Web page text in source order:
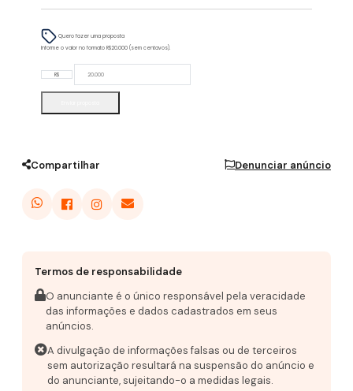
Quero fazer uma proposta
Informe o valor no formato R$20.000 (sem centavos).
R$
Compartilhar Denunciar anúncio
Termos de responsabilidade
O anunciante é o único responsável pela veracidade
das informações e dados cadastrados em seus
anúncios.
A divulgação de informações falsas ou de terceiros
sem autorização resultará na suspensão do anúncio e
do anunciante, sujeitando-o a medidas legais.